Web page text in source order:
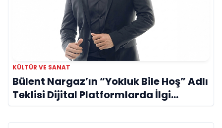
KÜLTÜR VE SANAT
Bülent Nargaz’ın “Yokluk Bile Hoş” Adlı
Teklisi Dijital Platformlarda İlgi
Görmeye Devam Ediyor